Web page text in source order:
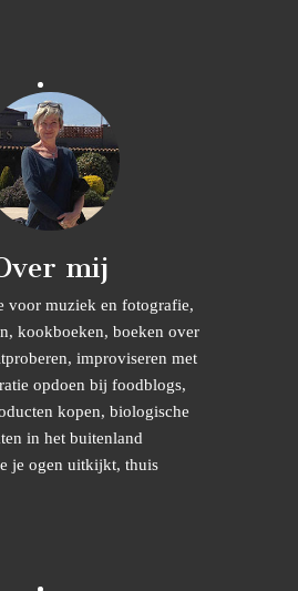
mij
voor muziek en fotografie,
kookboeken, boeken over
improviseren met
opdoen bij foodblogs,
kopen, biologische
in het buitenland
je ogen uitkijkt, thuis